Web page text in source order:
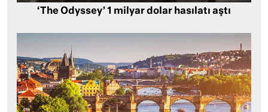
‘The Odyssey’ 1 milyar dolar hasılatı aştı